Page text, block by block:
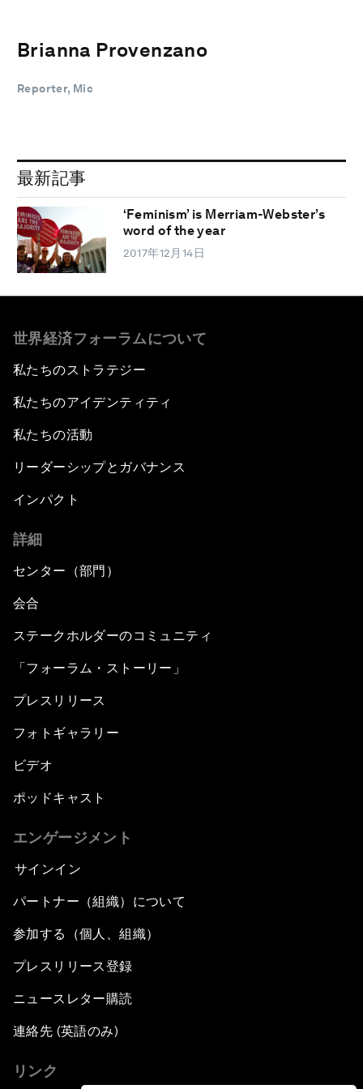
Brianna Provenzano
Reporter, Mic
最新記事
‘Feminism’ is Merriam-Webster’s
word of the year
2017年12月14日
世界経済フォーラムについて
私たちのストラテジー
私たちのアイデンティティ
私たちの活動
リーダーシップとガバナンス
インパクト
詳細
センター（部門）
会合
ステークホルダーのコミュニティ
「フォーラム・ストーリー」
プレスリリース
フォトギャラリー
ビデオ
ポッドキャスト
エンゲージメント
サインイン
パートナー（組織）について
参加する（個人、組織）
プレスリリース登録
ニュースレター購読
連絡先 (英語のみ)
リンク